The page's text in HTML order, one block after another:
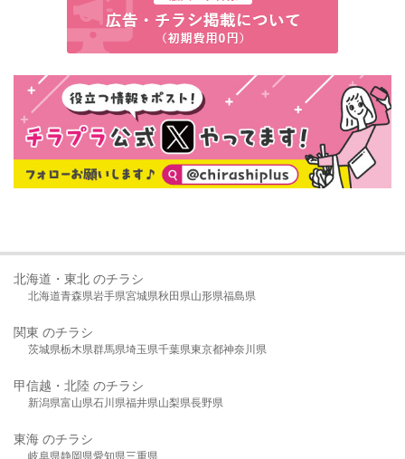
北海道・東北 のチラシ
北海道青森県岩手県宮城県秋田県山形県福島県
関東 のチラシ
茨城県栃木県群馬県埼玉県千葉県東京都神奈川県
甲信越・北陸 のチラシ
新潟県富山県石川県福井県山梨県長野県
東海 のチラシ
岐阜県静岡県愛知県三重県